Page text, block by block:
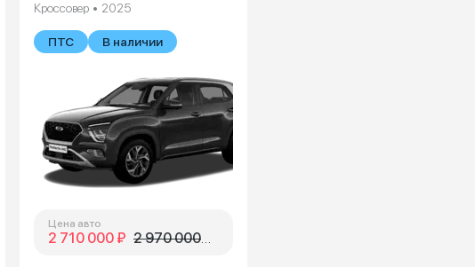
В наличии
Кроссовер • 2025
ПТС В наличии
Цена авто
2 710 000 ₽ 2 970 000 ₽